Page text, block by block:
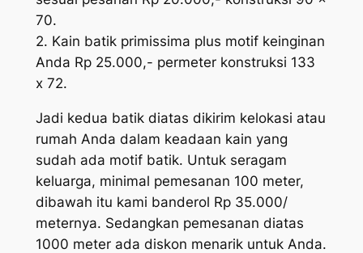
70.
2. Kain batik primissima plus motif keinginan
Anda Rp 25.000,- permeter konstruksi 133
x 72.
Jadi kedua batik diatas dikirim kelokasi atau
rumah Anda dalam keadaan kain yang
sudah ada motif batik. Untuk seragam
keluarga, minimal pemesanan 100 meter,
dibawah itu kami banderol Rp 35.000/
meternya. Sedangkan pemesanan diatas
1000 meter ada diskon menarik untuk Anda.